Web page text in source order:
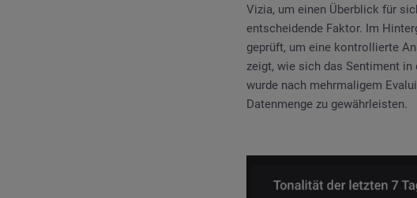
Vizia, um einen Überblick für
entscheidende Faktor. Im
geprüft, um eine kontrollierte
zeigt, wie sich das Sentiment in
wurde nach mehrmaligem
Datenmenge zu gewährleisten.